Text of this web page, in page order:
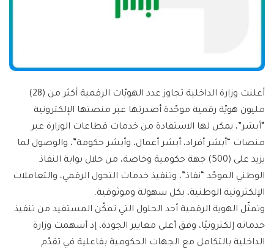
أعلنت وزارة الداخلية تجاوز عدد الهويّات الرقمية أكثر من (28)
مليون هويّة رقمية موحّدة أصدرتها عبر منصتها الإلكترونية
“أبشر”، يمكن لها الاستفادة من خدمات قطاعات الوزارة عبر
منصات “أبشر أفراد، أبشر أعمال، وأبشر حكومة”، والوصول لما
يزيد على (500) جهة حكومية وخاصة، من خلال بوابة النفاذ
الوطني الموحّد “نفاذ”، وتنفيذ خدمات التحول الرقمي، والتعاملات
الإلكترونية الوطنية، بكل سهولة وموثوقية.
وتمثّل الهوية الرقمية أحد الحلول التي تمكّن المستفيد من تنفيذ
خدماته إلكترونيًا، وفق أعلى معايير الجودة، إذ أسهمت وزارة
الداخلية بالتكامل مع الجهات الحكومية بفاعلية في تقدّم